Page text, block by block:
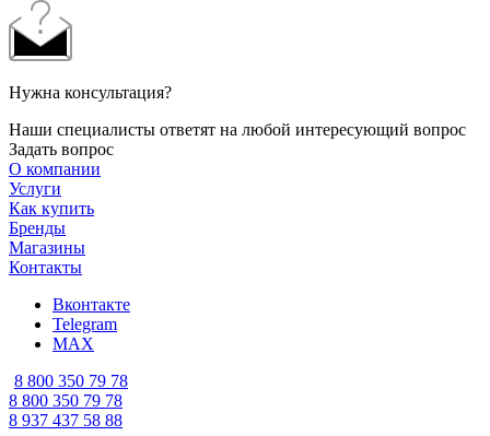
Нужна консультация?
Наши специалисты ответят на любой интересующий вопрос
Задать вопрос
О компании
Услуги
Как купить
Бренды
Магазины
Контакты
Вконтакте
Telegram
MAX
8 800 350 79 78
8 800 350 79 78
8 937 437 58 88